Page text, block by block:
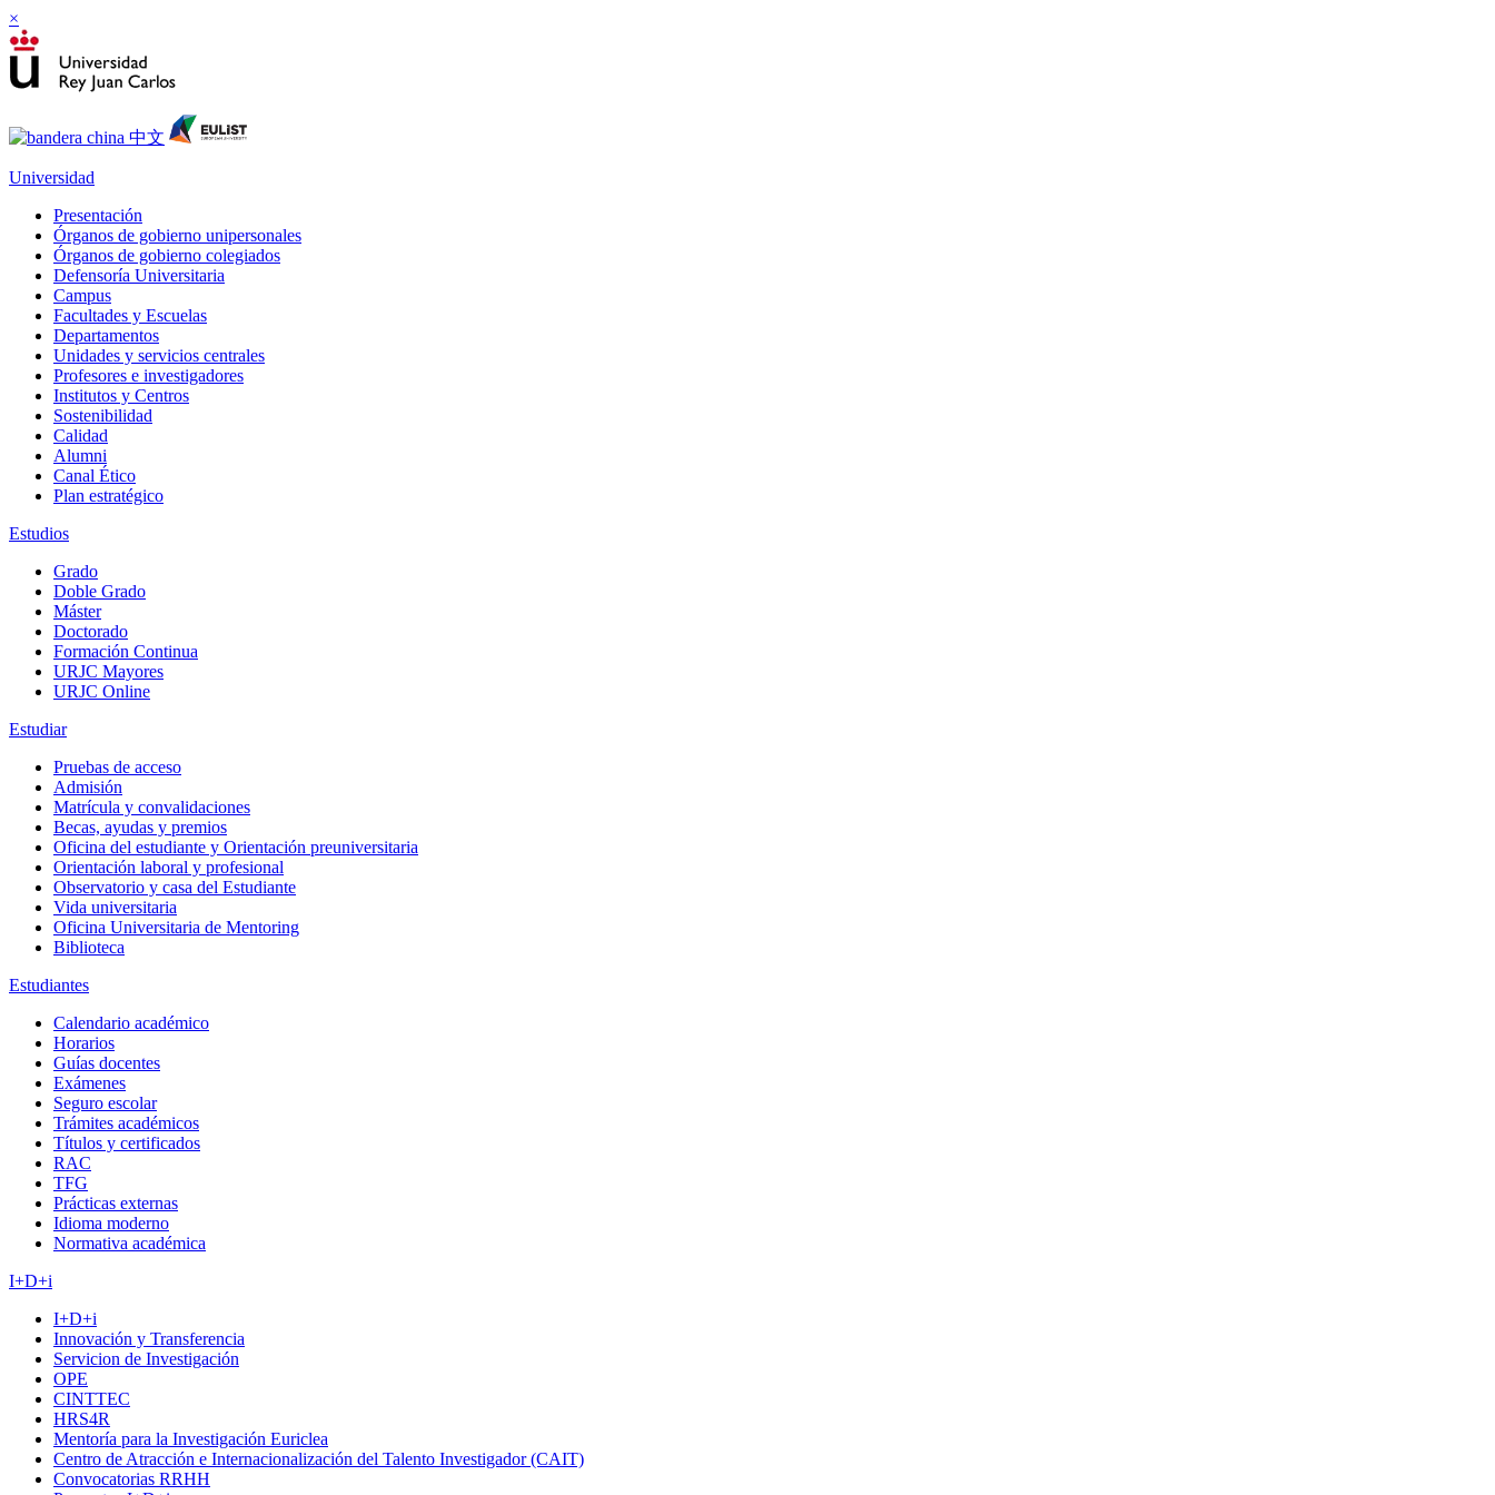
×
Universidad
Presentación
Órganos de gobierno unipersonales
Órganos de gobierno colegiados
Defensoría Universitaria
Campus
Facultades y Escuelas
Departamentos
Unidades y servicios centrales
Profesores e investigadores
Institutos y Centros
Sostenibilidad
Calidad
Alumni
Canal Ético
Plan estratégico
Estudios
Grado
Doble Grado
Máster
Doctorado
Formación Continua
URJC Mayores
URJC Online
Estudiar
Pruebas de acceso
Admisión
Matrícula y convalidaciones
Becas, ayudas y premios
Oficina del estudiante y Orientación preuniversitaria
Orientación laboral y profesional
Observatorio y casa del Estudiante
Vida universitaria
Oficina Universitaria de Mentoring
Biblioteca
Estudiantes
Calendario académico
Horarios
Guías docentes
Exámenes
Seguro escolar
Trámites académicos
Títulos y certificados
RAC
TFG
Prácticas externas
Idioma moderno
Normativa académica
I+D+i
I+D+i
Innovación y Transferencia
Servicion de Investigación
OPE
CINTTEC
HRS4R
Mentoría para la Investigación Euriclea
Centro de Atracción e Internacionalización del Talento Investigador (CAIT)
Convocatorias RRHH